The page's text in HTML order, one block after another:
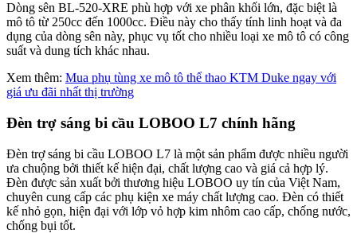
Dòng sên BL-520-XRE phù hợp với xe phân khối lớn, đặc biệt là
mô tô từ 250cc đến 1000cc. Điều này cho thấy tính linh hoạt và đa
dụng của dòng sên này, phục vụ tốt cho nhiều loại xe mô tô có công
suất và dung tích khác nhau.
Xem thêm: Mua phụ tùng xe mô tô thể thao KTM Duke ngay với
giá ưu đãi nhất thị trường
Đèn trợ sáng bi cầu LOBOO L7 chính hãng
Đèn trợ sáng bi cầu LOBOO L7 là một sản phẩm được nhiều người
ưa chuộng bởi thiết kế hiện đại, chất lượng cao và giá cả hợp lý.
Đèn được sản xuất bởi thương hiệu LOBOO uy tín của Việt Nam,
chuyên cung cấp các phụ kiện xe máy chất lượng cao. Đèn có thiết
kế nhỏ gọn, hiện đại với lớp vỏ hợp kim nhôm cao cấp, chống nước,
chống bụi tốt.